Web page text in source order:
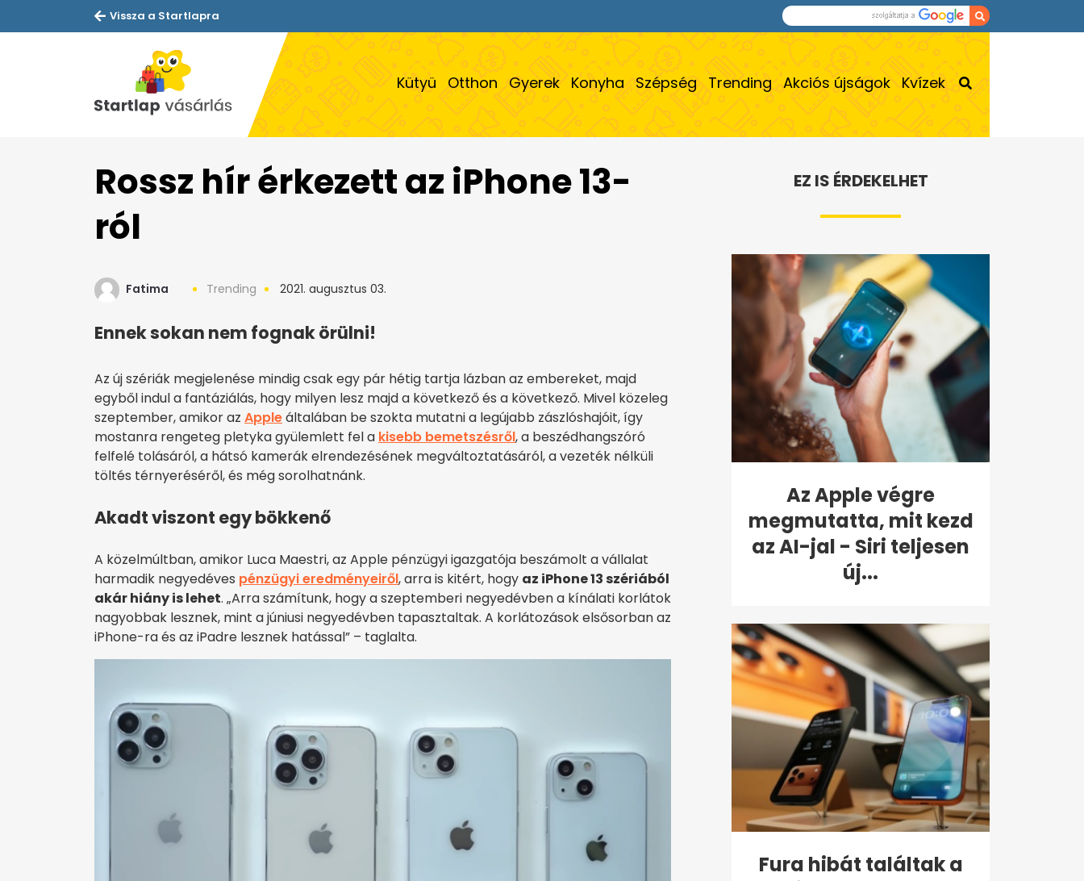
Vissza a Startlapra
Kütyü Otthon Gyerek Konyha Szépség Trending Akciós újságok Kvízek
Rossz hír érkezett az iPhone 13-
ról
Fatima Trending 2021. augusztus 03.
Ennek sokan nem fognak örülni!
Az új szériák megjelenése mindig csak egy pár hétig tartja lázban az embereket, majd
egyből indul a fantáziálás, hogy milyen lesz majd a következő és a következő. Mivel közeleg
szeptember, amikor az Appleáltalában be szokta mutatni a legújabb zászlóshajóit, így
mostanra rengeteg pletyka gyülemlett fel a kisebb bemetszésről, a beszédhangszóró
felfelé tolásáról, a hátsó kamerák elrendezésének megváltoztatásáról, a vezeték nélküli
töltés térnyeréséről, és még sorolhatnánk.
Akadt viszont egy bökkenő
A közelmúltban, amikor Luca Maestri, az Apple pénzügyi igazgatója beszámolt a vállalat
harmadik negyedéves pénzügyi eredményeiről, arra is kitért, hogy az iPhone 13 szériából
akár hiány is lehet. „Arra számítunk, hogy a szeptemberi negyedévben a kínálati korlátok
nagyobbak lesznek, mint a júniusi negyedévben tapasztaltak. A korlátozások elsősorban az
iPhone-ra és az iPadre lesznek hatással” – taglalta.
EZ IS ÉRDEKELHET
Az Apple végre
megmutatta, mit kezd
az AI-jal - Siri teljesen
új...
Fura hibát találtak a